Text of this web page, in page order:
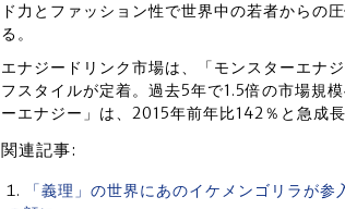
ド力とファッション性で世界中の若者からの
る。
エナジードリンク市場は、「モンスターエナ
フスタイルが定着。過去5年で1.5倍の市場規
ーエナジー」は、2015年前年比142％と急成長
関連記事:
「義理」の世界にあのイケメンゴリラが